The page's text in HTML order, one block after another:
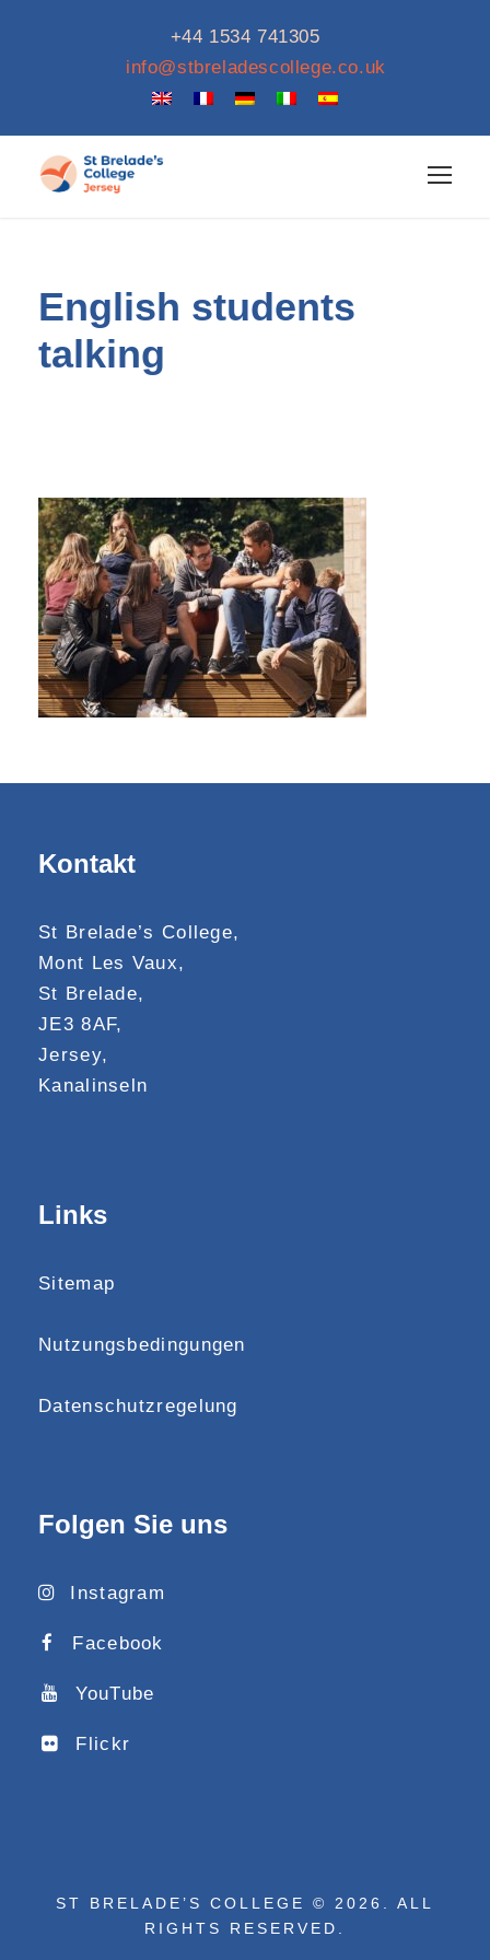
+44 1534 741305
info@stbreladescollege.co.uk
English students
talking
Kontakt
St Brelade’s College,
Mont Les Vaux,
St Brelade,
JE3 8AF,
Jersey,
Kanalinseln
Links
Sitemap
Nutzungsbedingungen
Datenschutzregelung
Folgen Sie uns
Instagram
Facebook
YouTube
Flickr
ST BRELADE’S COLLEGE © 2026. ALL
RIGHTS RESERVED.